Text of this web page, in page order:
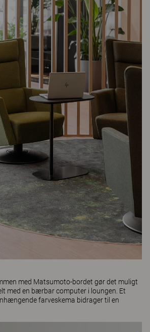
med Matsumoto-bordet gør det muligt
med en bærbar computer i loungen. Et
farveskema bidrager til en